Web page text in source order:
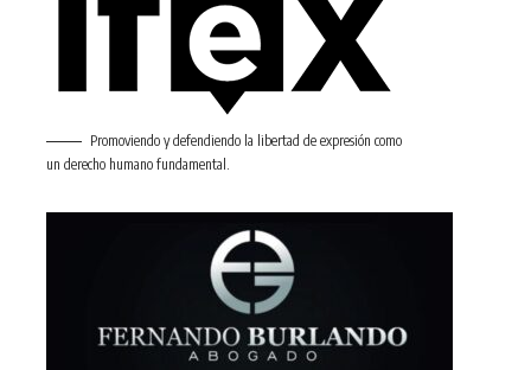
Promoviendo y defendiendo la libertad de expresión como
un derecho humano fundamental.